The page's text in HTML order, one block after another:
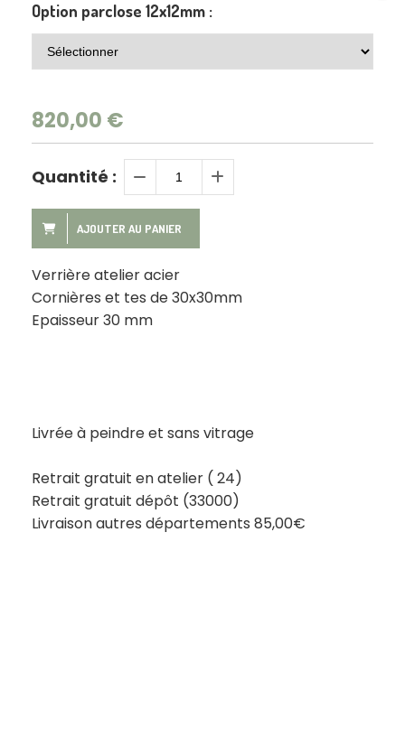
Option parclose 12x12mm :
820,00 €
Quantité :
AJOUTER AU PANIER
Verrière atelier acier
Cornières et tes de 30x30mm
Epaisseur 30 mm
Livrée à peindre et sans vitrage
Retrait gratuit en atelier ( 24)
Retrait gratuit dépôt (33000)
Livraison autres départements 85,00€